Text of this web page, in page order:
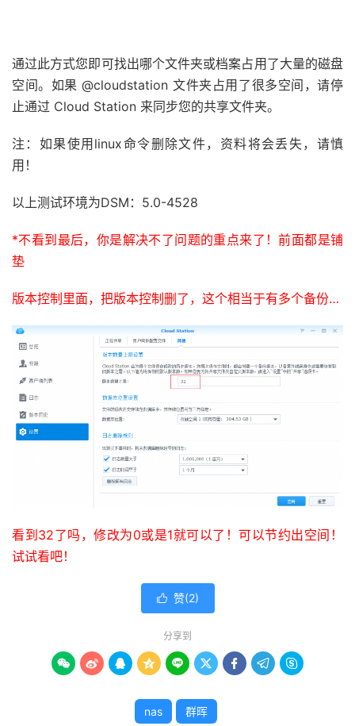
通过此方式您即可找出哪个文件夹或档案占用了大量的磁盘
空间。如果 @cloudstation 文件夹占用了很多空间，请停
止通过 Cloud Station 来同步您的共享文件夹。
注：如果使用linux命令删除文件，资料将会丢失，请慎
用！
以上测试环境为DSM：5.0-4528
*不看到最后，你是解决不了问题的重点来了！前面都是铺
垫
版本控制里面，把版本控制删了，这个相当于有多个备份…
看到32了吗，修改为0或是1就可以了！可以节约出空间！
试试看吧！
 赞(2)
分享到
        
nas 群晖